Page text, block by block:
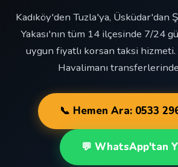
Kadıköy'den Tuzla'ya,
Yakası'nın tüm 14 ilçesinde 7/24
uygun fiyatlı korsan taksi hizmeti.
Havalimanı
📞 Hemen Ara: 0533
💬 WhatsApp'tan